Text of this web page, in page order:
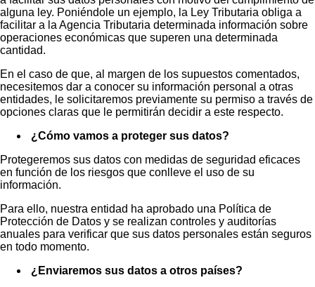
alguna ley. Poniéndole un ejemplo, la Ley Tributaria obliga a
facilitar a la Agencia Tributaria determinada información sobre
operaciones económicas que superen una determinada
cantidad.
En el caso de que, al margen de los supuestos comentados,
necesitemos dar a conocer su información personal a otras
entidades, le solicitaremos previamente su permiso a través de
opciones claras que le permitirán decidir a este respecto.
¿Cómo vamos a proteger sus datos?
Protegeremos sus datos con medidas de seguridad eficaces
en función de los riesgos que conlleve el uso de su
información.
Para ello, nuestra entidad ha aprobado una Política de
Protección de Datos y se realizan controles y auditorías
anuales para verificar que sus datos personales están seguros
en todo momento.
¿Enviaremos sus datos a otros países?